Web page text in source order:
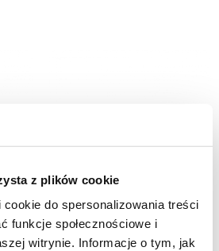
z plików cookie
do spersonalizowania treści
funkcje społecznościowe i
witrynie. Informacje o tym, jak
7561643